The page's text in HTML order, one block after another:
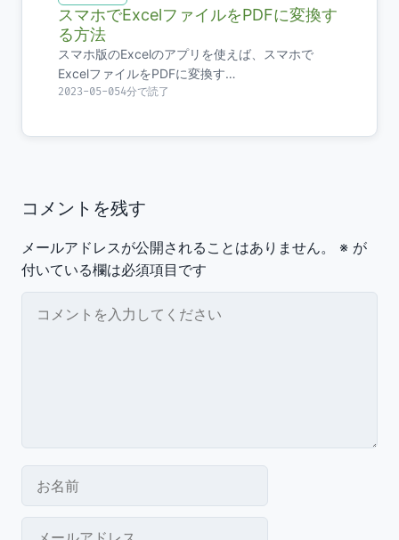
スマホでExcelファイルをPDFに変換す
る方法
スマホ版のExcelのアプリを使えば、スマホで
ExcelファイルをPDFに変換す…
2023-05-054分で読了
コメントを残す
メールアドレスが公開されることはありません。 ※ が
付いている欄は必須項目です